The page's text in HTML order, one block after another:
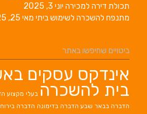
תכולת דירה למכירה יוני 3, 2025
מתנפח להשכרה לשימוש ביתי מאי 25, 2025
ביטויים שחיפשו באתר
אינדקס עסקים
בית להשכרה בעלי מקצוע
הדברה בבאר שבע הדברה בדימונה הדברה